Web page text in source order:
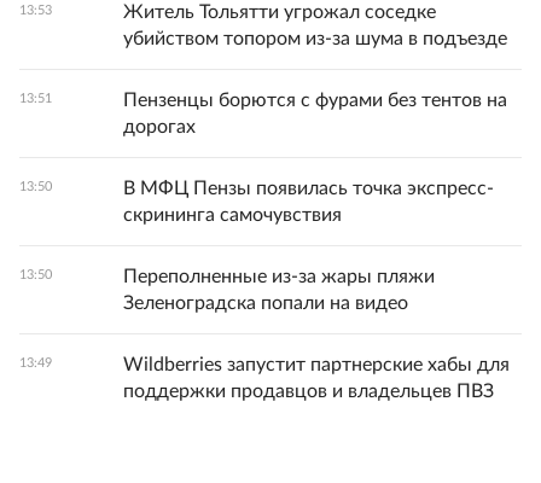
13:53
Житель Тольятти угрожал соседке
убийством топором из-за шума в подъезде
13:51
Пензенцы борются с фурами без тентов на
дорогах
13:50
В МФЦ Пензы появилась точка экспресс-
скрининга самочувствия
13:50
Переполненные из-за жары пляжи
Зеленоградска попали на видео
13:49
Wildberries запустит партнерские хабы для
поддержки продавцов и владельцев ПВЗ